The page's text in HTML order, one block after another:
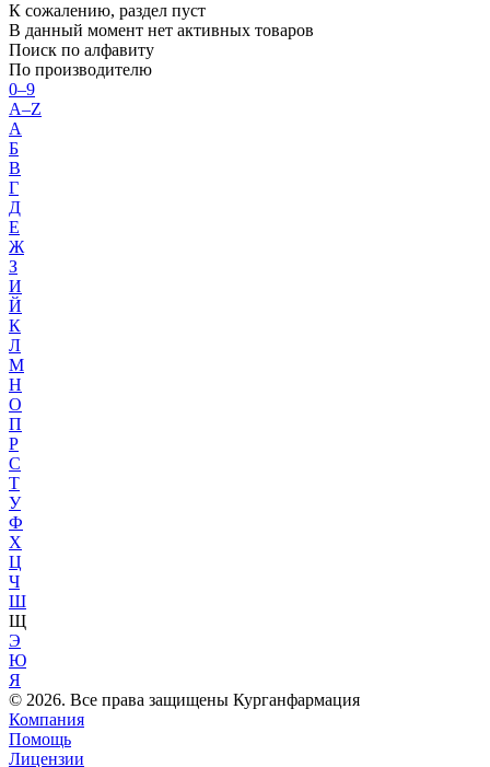
К сожалению, раздел пуст
В данный момент нет активных товаров
Поиск по алфавиту
По производителю
0–9
A–Z
А
Б
В
Г
Д
Е
Ж
З
И
Й
К
Л
М
Н
О
П
Р
С
Т
У
Ф
Х
Ц
Ч
Ш
Щ
Э
Ю
Я
© 2026. Все права защищены Курганфармация
Компания
Помощь
Лицензии